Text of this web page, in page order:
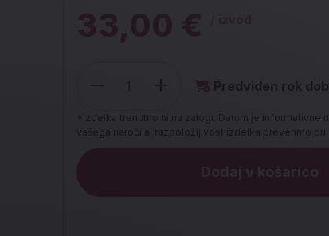
33,00 €
Predviden rok
*Izdelka trenutno ni na zalogi. Datum je informativne
vašega naročila, razpoložljivost izdelka preverimo pri
Količina
Dodaj v košarico